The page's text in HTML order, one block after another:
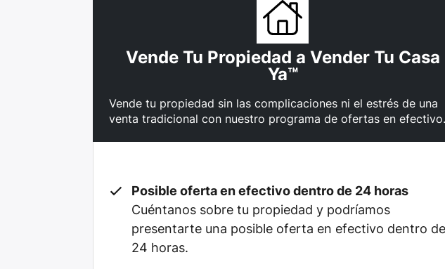
Vende Tu Propiedad a Vender Tu Casa
Ya™
Vende tu propiedad sin las complicaciones ni el estrés de una
venta tradicional con nuestro programa de ofertas en efectivo.
Posible oferta en efectivo dentro de 24 horas
Cuéntanos sobre tu propiedad y podríamos
presentarte una posible oferta en efectivo dentro de
24 horas.